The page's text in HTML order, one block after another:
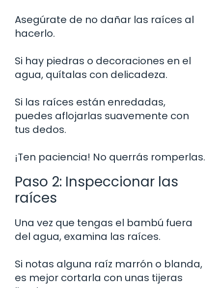
Asegúrate de no dañar las raíces al
hacerlo.
Si hay piedras o decoraciones en el
agua, quítalas con delicadeza.
Si las raíces están enredadas,
puedes aflojarlas suavemente con
tus dedos.
¡Ten paciencia! No querrás romperlas.
Paso 2: Inspeccionar las
raíces
Una vez que tengas el bambú fuera
del agua, examina las raíces.
Si notas alguna raíz marrón o blanda,
es mejor cortarla con unas tijeras